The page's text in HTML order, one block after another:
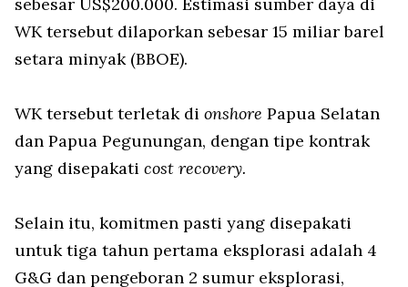
sebesar US$200.000. Estimasi sumber daya di
WK tersebut dilaporkan sebesar 15 miliar barel
setara minyak (BBOE).
WK tersebut terletak di onshore Papua Selatan
dan Papua Pegunungan, dengan tipe kontrak
yang disepakati cost recovery.
Selain itu, komitmen pasti yang disepakati
untuk tiga tahun pertama eksplorasi adalah 4
G&G dan pengeboran 2 sumur eksplorasi,